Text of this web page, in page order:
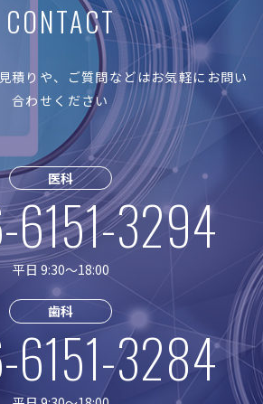
CONTACT
積りや、ご質問などはお気軽にお問い
合わせください
医科
3294
平日 9:30〜18:00
歯科
3284